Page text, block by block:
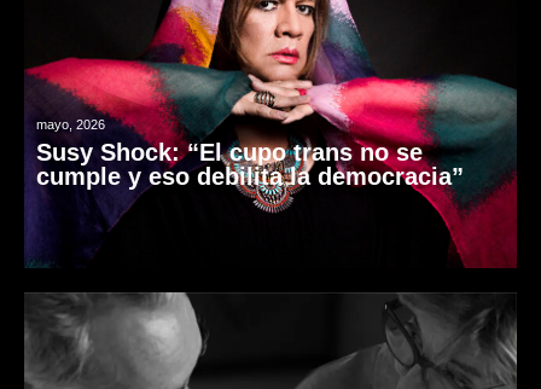
mayo, 2026
Susy Shock: “El cupo trans no se
cumple y eso debilita la democracia”